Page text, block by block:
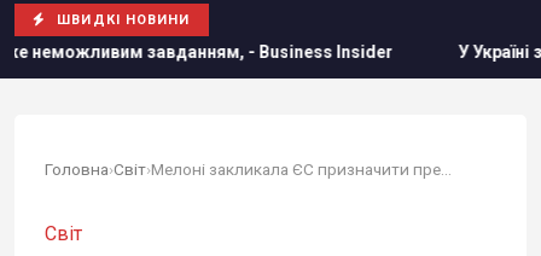
ШВИДКІ НОВИНИ
завданням, - Business Insider У Україні з'явиться нове
Головна›Світ›
Світ